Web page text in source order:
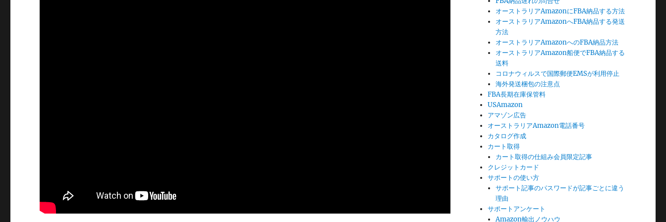
オーストラリアAmazonにFBA納品する方法
オーストラリアAmazonへFBA納品する発送
方法
オーストラリアAmazonへのFBA納品方法
オーストラリアAmazon船便でFBA納品する
送料
コロナウィルスで国際郵便EMSが利用停止
海外発送梱包の注意点
FBA長期在庫保管料
USAmazon
アマゾン広告
オーストラリアAmazon電話番号
カタログ作成
カート取得
カート取得の仕組み会員限定記事
クレジットカード
サポートの使い方
サポート記事のパスワードが記事ごとに違う
理由
サポートアンケート
Amazon輸出ノウハウ